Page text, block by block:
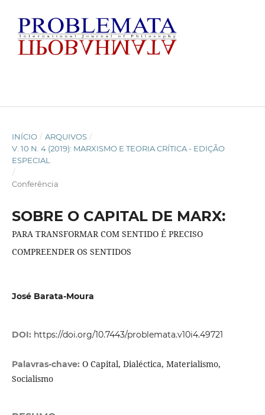
INÍCIO / ARQUIVOS /
V. 10 N. 4 (2019): MARXISMO E TEORIA CRÍTICA - EDIÇÃO
ESPECIAL
/
Conferência
SOBRE O CAPITAL DE MARX:
PARA TRANSFORMAR COM SENTIDO É PRECISO
COMPREENDER OS SENTIDOS
José Barata-Moura
DOI: https://doi.org/10.7443/problemata.v10i4.49721
Palavras-chave: O Capital, Dialéctica, Materialismo,
Socialismo